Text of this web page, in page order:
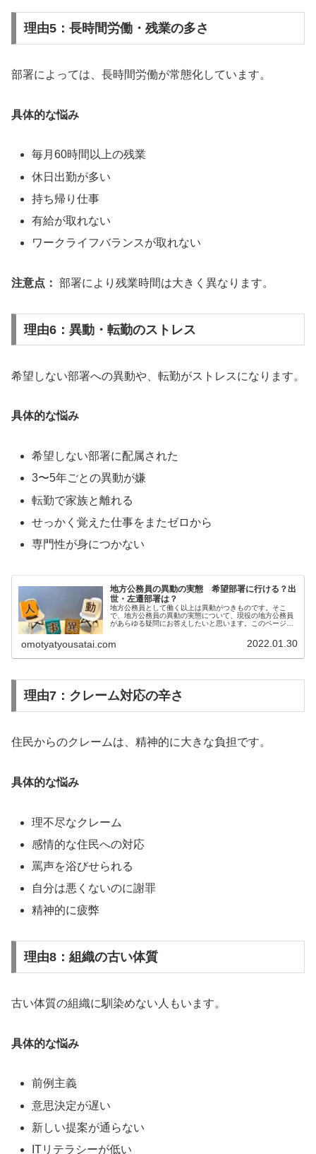
理由5：長時間労働・残業の多さ
部署によっては、長時間労働が常態化しています。
具体的な悩み
毎月60時間以上の残業
休日出勤が多い
持ち帰り仕事
有給が取れない
ワークライフバランスが取れない
注意点： 部署により残業時間は大きく異なります。
理由6：異動・転勤のストレス
希望しない部署への異動や、転勤がストレスになります。
具体的な悩み
希望しない部署に配属された
3〜5年ごとの異動が嫌
転勤で家族と離れる
せっかく覚えた仕事をまたゼロから
専門性が身につかない
地方公務員の異動の実態 希望部署に行ける？出
世・左遷部署は？
地方公務員として働く以上は異動がつきものです。そこ
で、地方公務員の異動の実態について、現役の地方公務員
があらゆる疑問にお答えしたいと思います。このページで
omotyatyousatai.com 2022.01.30
理由7：クレーム対応の辛さ
住民からのクレームは、精神的に大きな負担です。
具体的な悩み
理不尽なクレーム
感情的な住民への対応
罵声を浴びせられる
自分は悪くないのに謝罪
精神的に疲弊
理由8：組織の古い体質
古い体質の組織に馴染めない人もいます。
具体的な悩み
前例主義
意思決定が遅い
新しい提案が通らない
ITリテラシーが低い